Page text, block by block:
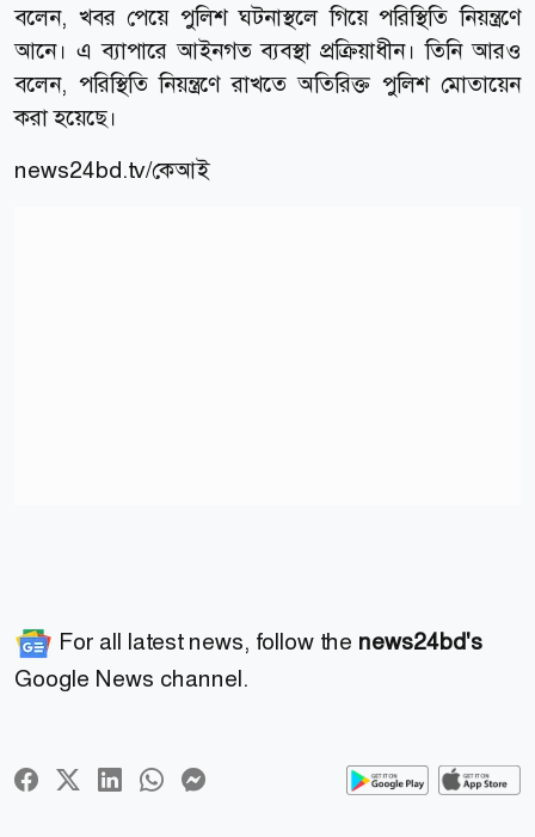
বলেন, খবর পেয়ে পুলিশ ঘটনাস্থলে গিয়ে পরিস্থিতি নিয়ন্ত্রণে
আনে। এ ব্যাপারে আইনগত ব্যবস্থা প্রক্রিয়াধীন। তিনি আরও
বলেন, পরিস্থিতি নিয়ন্ত্রণে রাখতে অতিরিক্ত পুলিশ মোতায়েন
করা হয়েছে।
news24bd.tv/কেআই
For all latest news, follow the news24bd's
Google News channel.